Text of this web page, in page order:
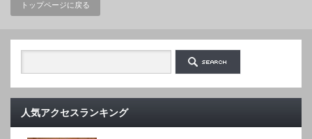
トップページに戻る
人気アクセスランキング